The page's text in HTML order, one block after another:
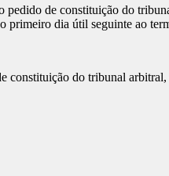
pedido de constituição do
primeiro dia útil seguinte ao
constituição do tribunal